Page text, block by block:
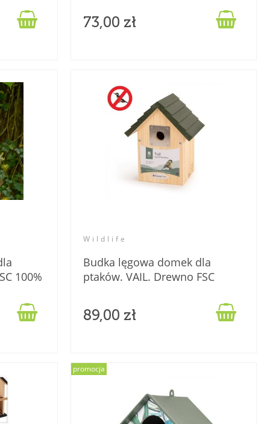

73,00 zł

100%

Wildlife
Budka lęgowa domek dla
ptaków. VAIL. Drewno FSC
89,00 zł

promocja